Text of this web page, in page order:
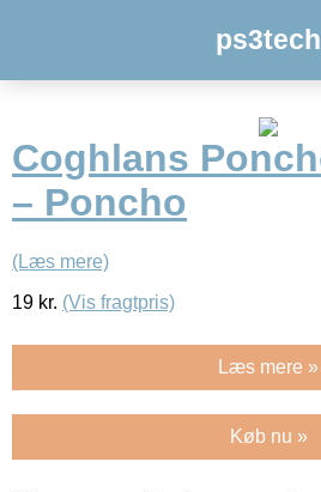
ps3tech
Coghlans
– Poncho
(Læs mere)
19 kr. (Vis fragtpris)
Læs mere »
Køb nu »